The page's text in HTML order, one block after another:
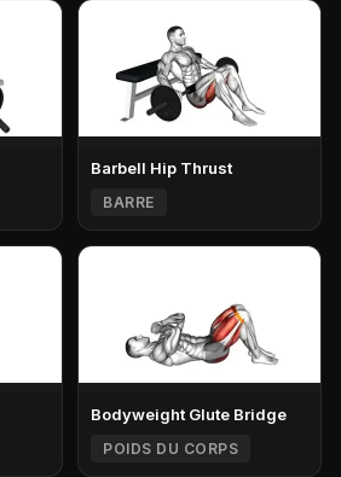
Barbell Hip Thrust
BARRE
Bodyweight Glute Bridge
POIDS DU CORPS